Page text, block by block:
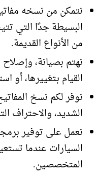
نتمكن من نسخه
البسيطة جدًا التي
من الأنواع القديمة.
نهتم بصيانة، وإصلاح
القيام بتغييرها، أو
نوفر لكم نسخ
الشديد، والاحتراف
نعمل على توفير
السيارات عندما
المتخصصين.